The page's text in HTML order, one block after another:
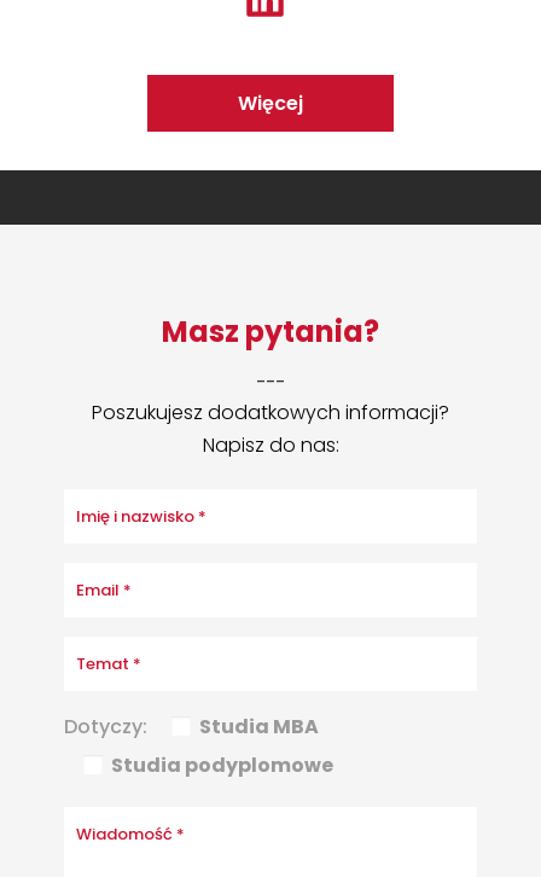
Więcej
Masz pytania?
Poszukujesz dodatkowych informacji?
Napisz do nas:
Dotyczy:
Studia MBA
Studia podyplomowe